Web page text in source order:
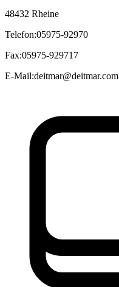
48432 Rheine
Telefon:05975-92970
Fax:05975-929717
E-Mail:deitmar@deitmar.com